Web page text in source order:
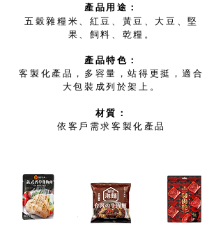
產品用途：
五穀雜糧米、紅豆、黃豆、大豆、堅
果、飼料、乾糧。
產品特色：
客製化產品，多容量，站得更挺，適合
大包裝成列於架上。
材質：
依客戶需求客製化產品